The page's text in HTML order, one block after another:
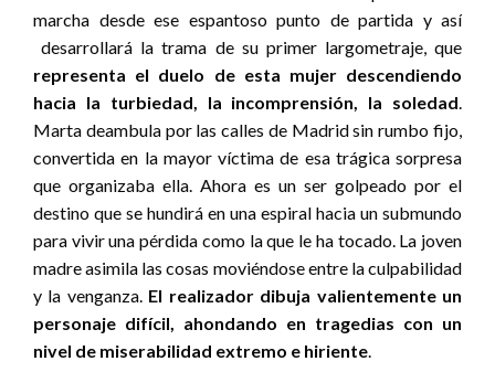
marcha desde ese espantoso punto de partida y así
desarrollará la trama de su primer largometraje, que
representa el duelo de esta mujer descendiendo
hacia la turbiedad, la incomprensión, la soledad.
Marta deambula por las calles de Madrid sin rumbo fijo,
convertida en la mayor víctima de esa trágica sorpresa
que organizaba ella. Ahora es un ser golpeado por el
destino que se hundirá en una espiral hacia un submundo
para vivir una pérdida como la que le ha tocado. La joven
madre asimila las cosas moviéndose entre la culpabilidad
y la venganza. El realizador dibuja valientemente un
personaje difícil, ahondando en tragedias con un
nivel de miserabilidad extremo e hiriente.